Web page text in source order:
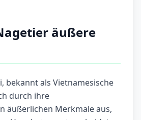
äußere
bekannt als Vietnamesische
durch ihre
äußerlichen Merkmale aus,